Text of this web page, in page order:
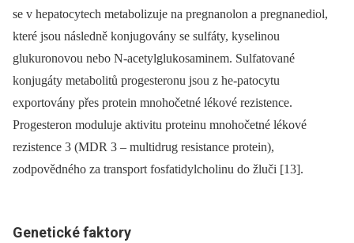
se v hepatocytech metabolizuje na pregnanolon a pregnanediol,
které jsou následně konjugovány se sulfáty, kyselinou
glukuronovou nebo N-acetylglukosaminem. Sulfatované
konjugáty metabolitů progesteronu jsou z he-patocytu
exportovány přes protein mnohočetné lékové rezistence.
Progesteron moduluje aktivitu proteinu mnohočetné lékové
rezistence 3 (MDR 3 –⁠ multidrug resistance protein),
zodpovědného za transport fosfatidylcholinu do žluči [13].
Genetické faktory